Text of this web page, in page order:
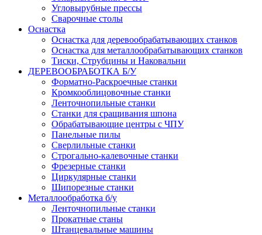
Угловырубные прессы
Сварочные столы
Оснастка
Оснастка для деревообрабатывающих станков
Оснастка для металлообрабатывающих станков
Тиски, Струбцины и Наковальни
ДЕРЕВООБРАБОТКА Б/У
Форматно-Раскроечные станки
Кромкооблицовочные станки
Ленточнопильные станки
Станки для сращивания шпона
Обрабатывающие центры с ЧПУ
Панельные пилы
Сверлильные станки
Строгально-калевочные станки
Фрезерные станки
Циркулярные станки
Шипорезные станки
Металлообработка б/у
Ленточнопильные станки
Прокатные станы
Штанцевальные машины